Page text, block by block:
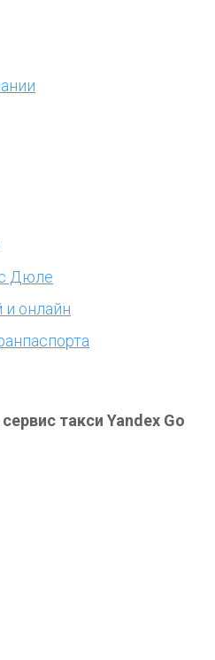
Дюле
и онлайн
такси Yandex Go